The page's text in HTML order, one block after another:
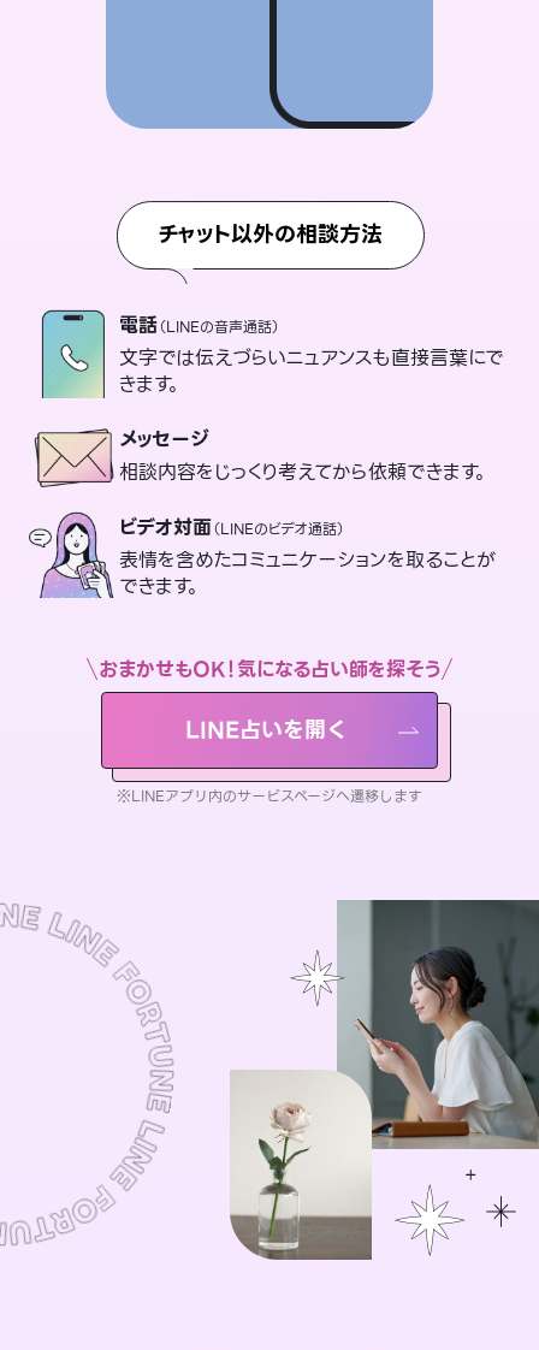
チャット以外の相談方法
電話（LINEの音声通話）
文字では伝えづらいニュアンスも直接言葉にで
きます。
メッセージ
相談内容をじっくり考えてから依頼できます。
ビデオ対面（LINEのビデオ通話）
表情を含めたコミュニケーションを取ることが
できます。
おまかせもOK！気になる占い師を探そう
LINE占いを開く
※LINEアプリ内のサービスページへ遷移します